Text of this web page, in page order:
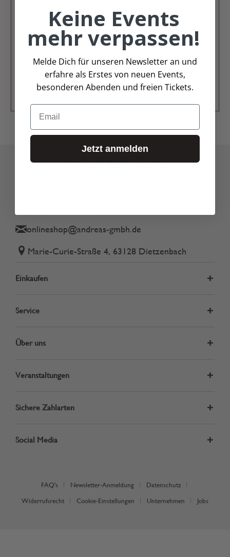
Deko Andreas Newsletter
Immer schön, immer aktuell.
Trag Dich für unseren Newsletter ein &
verpasse keine Angebote mehr
Zur Newsletter Anmeldung
onlineshop@andreas-gmbh.de
Marie-Curie-Straße 4, 63128 Dietzenbach
Einkaufen
Service
Über uns
Veranstaltungen
Sichere Zahlarten
Social Media
FAQ's Newsletter-Anmeldung Datenschutz
Widerrufsrecht Cookie-Einstellungen Unternehmen Jobs
Keine Events
mehr verpassen!
Melde Dich für unseren Newsletter an und
erfahre als Erstes von neuen Events,
besonderen Abenden und freien Tickets.
Email
Jetzt anmelden